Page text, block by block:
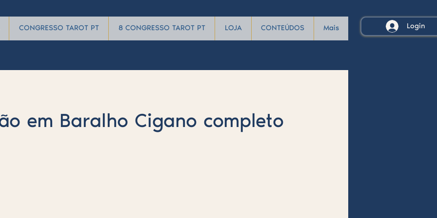
CONGRESSO TAROT PT 8 CONGRESSO TAROT PT LOJA CONTEÚDOS Mais Login
em Baralho Cigano completo